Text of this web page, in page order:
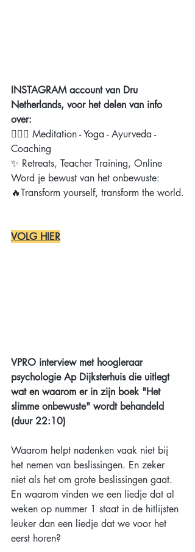
INSTAGRAM account van Dru
Netherlands, voor het delen van info
over:
🧘🏻‍♂️ Meditation - Yoga - Ayurveda -
Coaching
✨ Retreats, Teacher Training, Online
Word je bewust van het onbewuste:
🔥Transform yourself, transform the world.
VOLG HIER
VPRO interview met hoogleraar
psychologie Ap Dijksterhuis die uitlegt
wat en waarom er in zijn boek "Het
slimme onbewuste" wordt behandeld
(duur 22:10)
Waarom helpt nadenken vaak niet bij
het nemen van beslissingen. En zeker
niet als het om grote beslissingen gaat.
En waarom vinden we een liedje dat al
weken op nummer 1 staat in de hitlijsten
leuker dan een liedje dat we voor het
eerst horen?